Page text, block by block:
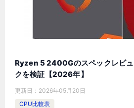
Ryzen 5 2400Gのスペックレビ
クを検証【2026年】
更新日： 2026年05月20日
CPU比較表